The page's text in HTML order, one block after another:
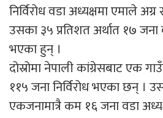
निर्विरोध वडा अध्यक्षमा एमाले
उसका ३५ प्रतिशत अर्थात १७ जना
भएका हुन् ।
दोस्रोमा नेपाली कांग्रेसबाट एक
११५ जना निर्विरोध भएका छन् ।
एकजनामात्रै कम १६ जना वडा